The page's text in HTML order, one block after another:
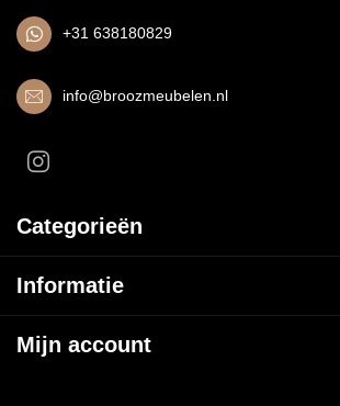
+31 638180829
info@broozmeubelen.nl
Categorieën
Informatie
Mijn account